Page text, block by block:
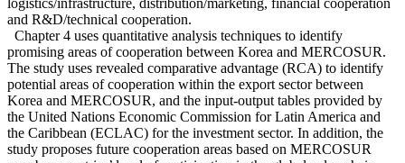
logistics/infrastructure, distribution/marketing, financial cooperation
and R&D/technical cooperation.
Chapter 4 uses quantitative analysis techniques to identify
promising areas of cooperation between Korea and MERCOSUR.
The study uses revealed comparative advantage (RCA) to identify
potential areas of cooperation within the export sector between
Korea and MERCOSUR, and the input-output tables provided by
the United Nations Economic Commission for Latin America and
the Caribbean (ECLAC) for the investment sector. In addition, the
study proposes future cooperation areas based on MERCOSUR